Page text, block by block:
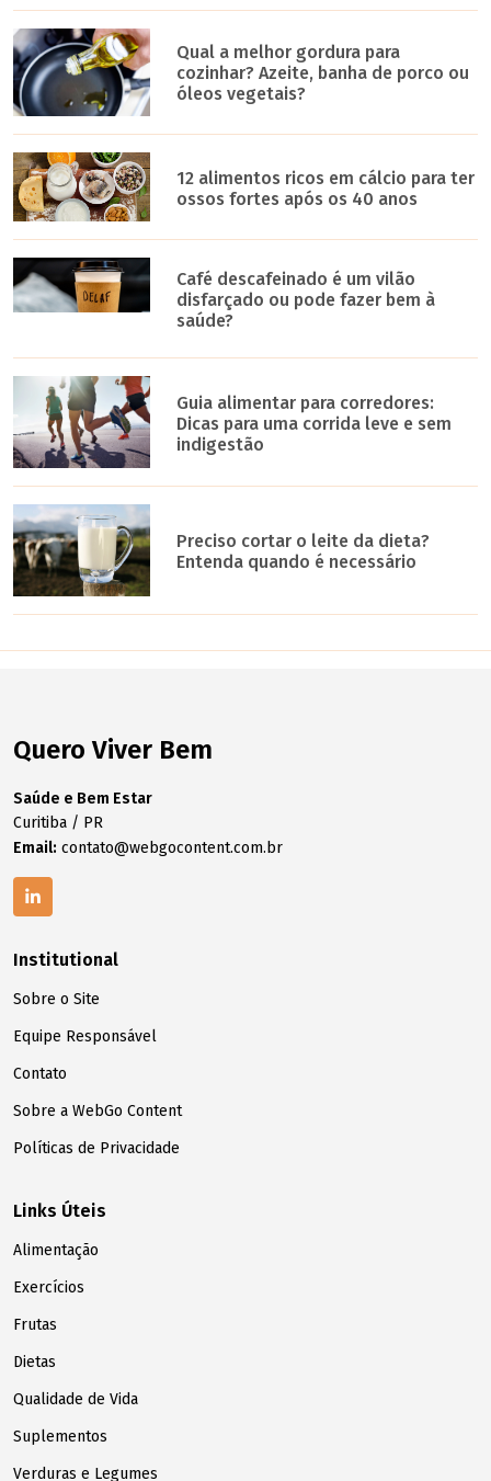
Qual a melhor gordura para
cozinhar? Azeite, banha de porco ou
óleos vegetais?
12 alimentos ricos em cálcio para ter
ossos fortes após os 40 anos
Café descafeinado é um vilão
disfarçado ou pode fazer bem à
saúde?
Guia alimentar para corredores:
Dicas para uma corrida leve e sem
indigestão
Preciso cortar o leite da dieta?
Entenda quando é necessário
Quero Viver Bem
Saúde e Bem Estar
Curitiba / PR
Email: contato@webgocontent.com.br
Institutional
Sobre o Site
Equipe Responsável
Contato
Sobre a WebGo Content
Políticas de Privacidade
Links Úteis
Alimentação
Exercícios
Frutas
Dietas
Qualidade de Vida
Suplementos
Verduras e Legumes